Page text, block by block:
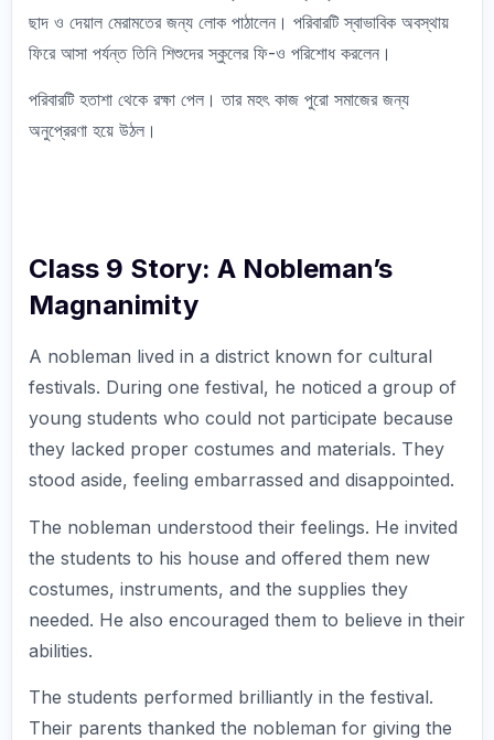
ছাদ ও দেয়াল মেরামতের জন্য লোক পাঠালেন। পরিবারটি স্বাভাবিক অবস্থায়
ফিরে আসা পর্যন্ত তিনি শিশুদের স্কুলের ফি-ও পরিশোধ করলেন।
পরিবারটি হতাশা থেকে রক্ষা পেল। তার মহৎ কাজ পুরো সমাজের জন্য
অনুপ্রেরণা হয়ে উঠল।
Class 9 Story: A Nobleman’s
Magnanimity
A nobleman lived in a district known for cultural
festivals. During one festival, he noticed a group of
young students who could not participate because
they lacked proper costumes and materials. They
stood aside, feeling embarrassed and disappointed.
The nobleman understood their feelings. He invited
the students to his house and offered them new
costumes, instruments, and the supplies they
needed. He also encouraged them to believe in their
abilities.
The students performed brilliantly in the festival.
Their parents thanked the nobleman for giving the